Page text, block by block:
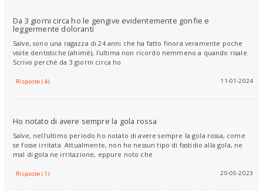
Da 3 giorni circa ho le gengive evidentemente gonfie e
leggermente doloranti
Salve, sono una ragazza di 24 anni che ha fatto finora veramente poche
visite dentistiche (ahimè), l'ultima non ricordo nemmeno a quando risale.
Scrivo perché da 3 giorni circa ho
11-01-2024
Risposte (4)
Ho notato di avere sempre la gola rossa
Salve, nell'ultimo periodo ho notato di avere sempre la gola rossa, come
se fosse irritata. Attualmente, non ho nessun tipo di fastidio alla gola, ne
mal di gola ne irritazione, eppure noto che
20-05-2023
Risposte (1)